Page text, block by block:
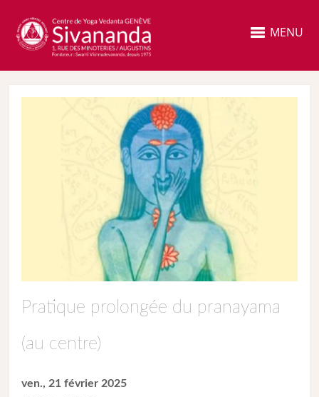
MENU
Pratique prolongée du pranayama
(au centre)
ven., 21 février 2025